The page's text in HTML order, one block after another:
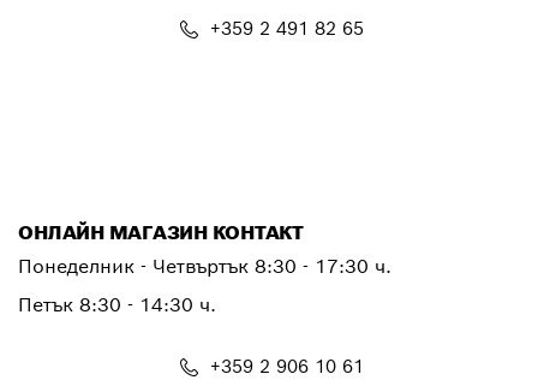
+359 2 491 82 65
ОНЛАЙН МАГАЗИН КОНТАКТ
Понеделник - Четвъртък 8:30 - 17:30 ч.
Петък 8:30 - 14:30 ч.
+359 2 906 10 61